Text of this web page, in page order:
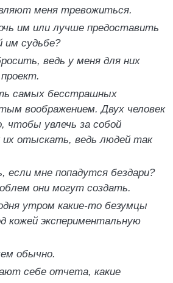
меня тревожиться.
им или лучше предоставить
им судьбе?
ведь у меня для них
самых бесстрашных
воображением. Двух человек
чтобы увлечь за собой
их отыскать, ведь людей так
если мне попадутся бездари?
они могут создать.
утром какие-то безумцы
кожей экспериментальную
обычно.
себе отчета, какие